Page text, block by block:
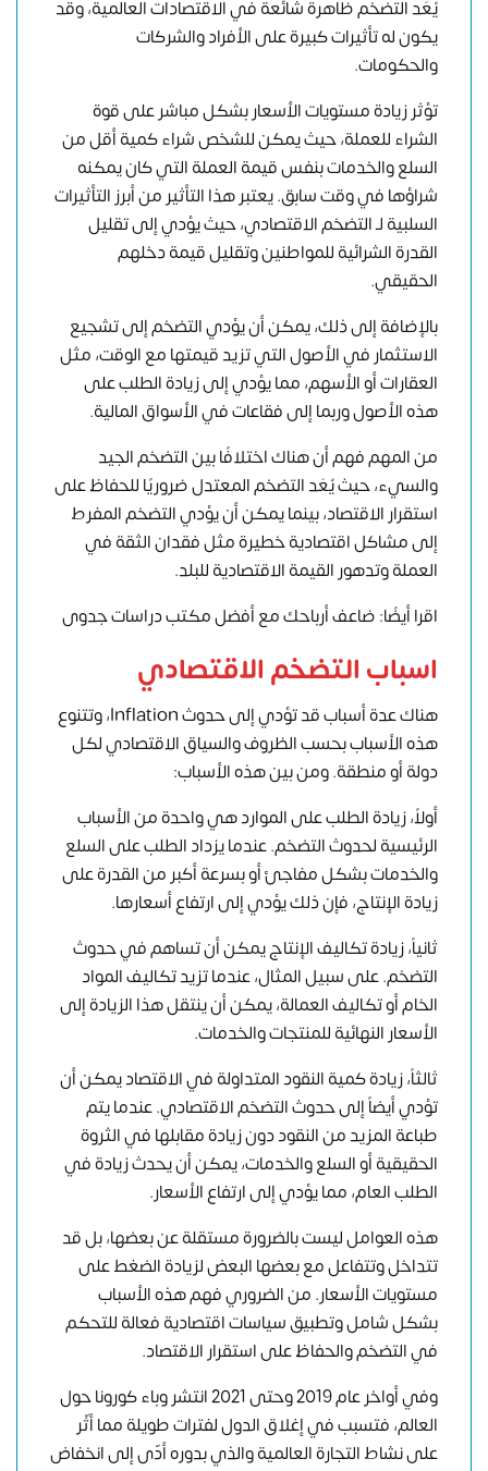
يُعَد التضخم ظاهرة شائعة في الاقتصادات العالمية، وقد
يكون له تأثيرات كبيرة على الأفراد والشركات
والحكومات.
تؤثر زيادة مستويات الأسعار بشكل مباشر على قوة
الشراء للعملة، حيث يمكن للشخص شراء كمية أقل من
السلع والخدمات بنفس قيمة العملة التي كان يمكنه
شراؤها في وقت سابق. يعتبر هذا التأثير من أبرز التأثيرات
السلبية لـ التضخم الاقتصادي، حيث يؤدي إلى تقليل
القدرة الشرائية للمواطنين وتقليل قيمة دخلهم
الحقيقي.
بالإضافة إلى ذلك، يمكن أن يؤدي التضخم إلى تشجيع
الاستثمار في الأصول التي تزيد قيمتها مع الوقت، مثل
العقارات أو الأسهم، مما يؤدي إلى زيادة الطلب على
هذه الأصول وربما إلى فقاعات في الأسواق المالية.
من المهم فهم أن هناك اختلافًا بين التضخم الجيد
والسيء، حيث يُعَد التضخم المعتدل ضروريًا للحفاظ على
استقرار الاقتصاد، بينما يمكن أن يؤدي التضخم المفرط
إلى مشاكل اقتصادية خطيرة مثل فقدان الثقة في
العملة وتدهور القيمة الاقتصادية للبلد.
اقرا أيضًا: ضاعف أرباحك مع أفضل مكتب دراسات جدوى
اسباب التضخم الاقتصادي
هناك عدة أسباب قد تؤدي إلى حدوث Inflation، وتتنوع
هذه الأسباب بحسب الظروف والسياق الاقتصادي لكل
دولة أو منطقة. ومن بين هذه الأسباب:
أولاً، زيادة الطلب على الموارد هي واحدة من الأسباب
الرئيسية لحدوث التضخم. عندما يزداد الطلب على السلع
والخدمات بشكل مفاجئ أو بسرعة أكبر من القدرة على
زيادة الإنتاج، فإن ذلك يؤدي إلى ارتفاع أسعارها.
ثانياً، زيادة تكاليف الإنتاج يمكن أن تساهم في حدوث
التضخم. على سبيل المثال، عندما تزيد تكاليف المواد
الخام أو تكاليف العمالة، يمكن أن ينتقل هذا الزيادة إلى
الأسعار النهائية للمنتجات والخدمات.
ثالثاً، زيادة كمية النقود المتداولة في الاقتصاد يمكن أن
تؤدي أيضاً إلى حدوث التضخم الاقتصادي. عندما يتم
طباعة المزيد من النقود دون زيادة مقابلها في الثروة
الحقيقية أو السلع والخدمات، يمكن أن يحدث زيادة في
الطلب العام، مما يؤدي إلى ارتفاع الأسعار.
هذه العوامل ليست بالضرورة مستقلة عن بعضها، بل قد
تتداخل وتتفاعل مع بعضها البعض لزيادة الضغط على
مستويات الأسعار. من الضروري فهم هذه الأسباب
بشكل شامل وتطبيق سياسات اقتصادية فعالة للتحكم
في التضخم والحفاظ على استقرار الاقتصاد.
وفي أواخر عام 2019 وحتى 2021 انتشر وباء كورونا حول
العالم، فتسبب في إغلاق الدول لفترات طويلة مما أثّر
على نشاط التجارة العالمية والذي بدوره أدّى إلى انخفاض